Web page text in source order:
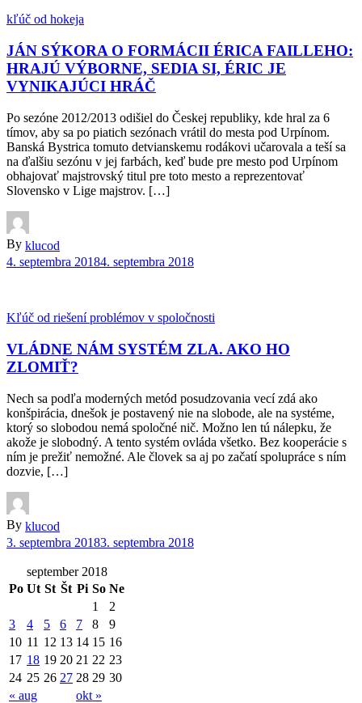
kľúč od hokeja
JÁN SÝKORA O FORMÁCII ÉRICA FAILLEHO:
HRAJÚ VÝBORNE, SEDIA SI, ÉRIC JE
VYNIKAJÚCI HRÁČ
Po sezóne 2012/2013 odišiel do Českej republiky, kde hral za 6
tímov, aby sa po piatich sezónach vrátil do mesta pod Urpínom.
Banská Bystrica tomuto detvianskemu rodákovi učarovala a teší sa
na ďalšiu sezónu v jej farbách, keď bude pre mesto pod Urpínom
obhajovať majstrovský titul pre toto mesto a reprezentovať
Slovensko v Lige majstrov. […]
By klucod
4. septembra 20184. septembra 2018
Kľúč od riešení problémov v spoločnosti
VLÁDNE NÁM SYSTÉM ZLA. AKO HO
ZLOMIŤ?
Nech sa podľa moderných metód posudzovania vecí zdá ako
konšpirácia, dnešok je postavený nie na slobode, ale na systéme,
ktorý so slobodou nemá spoločné nič. Možno len tú nálepku, že
akože je slobodný. A tento systém ovláda všetko. Bez kooperácie s
ním je prežiť nemožné. Ale človek sa aj po začatí spolupráce s ním
dozvie, […]
By klucod
3. septembra 20183. septembra 2018
september 2018
Po Ut St Št Pi So Ne
« aug okt »
1
2
3
4 5 6 7 8
9
10 11 12 13 14 15 16
17 18 19 20 21 22 23
24 25 26 27 28 29 30